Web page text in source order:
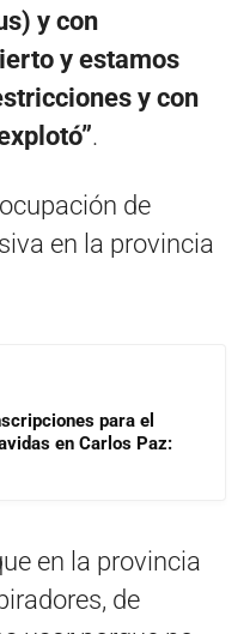
y con
y estamos
y con
.
de
en la provincia
para el
en Carlos Paz:
en la provincia
de